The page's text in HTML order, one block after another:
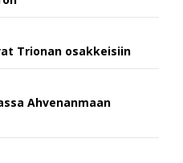
Trionan osakkeisiin
Ahvenanmaan